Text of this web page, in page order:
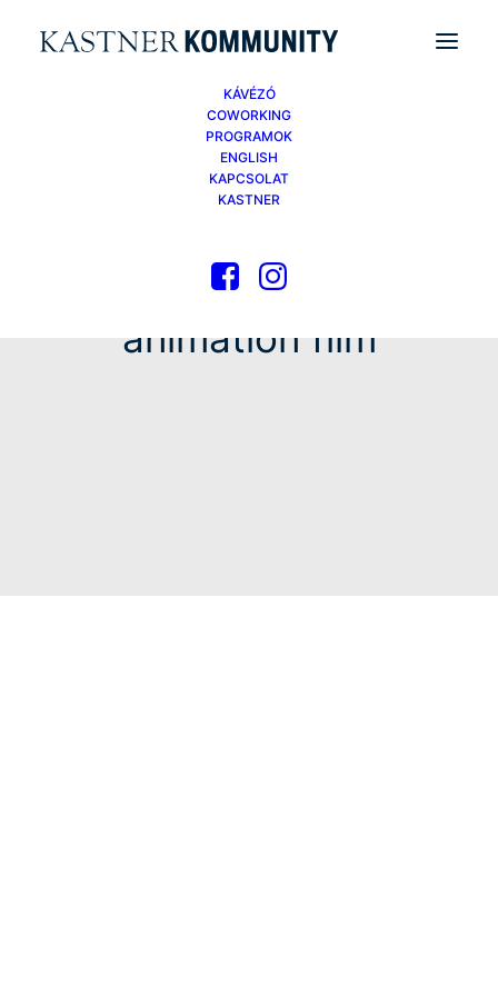
KÁVÉZÓ
COWORKING
PROGRAMOK
ENGLISH
KAPCSOLAT
KASTNER
animation film